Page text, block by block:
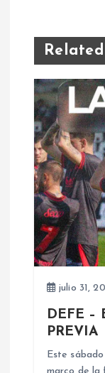
e
g
a
c
ó
n
d
julio 31,
DEFE –
PREVIA
Este